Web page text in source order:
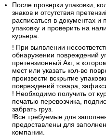
После проверки упаковки,
знаков и отсутствия
расписаться в документах и
упаковку и проверить на
курьера.
! При выявлении
обнаружении повреждений
претензионный Акт, в
мест или указать кол-во
произвести вскрытие
повреждений товара,
! Необходимо получить от
печатью перевозчика,
забрать груз.
!Все требуемые для
предоставлены для
компании.